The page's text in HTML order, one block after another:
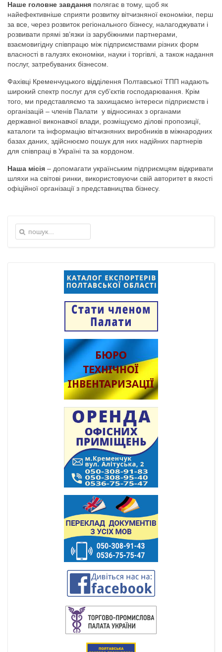
Наше головне завдання полягає в тому, щоб як
найефективніше сприяти розвитку вітчизняної економіки, перш
за все, через розвиток регіонального бізнесу, налагоджувати і
розвивати прямі зв’язки із зарубіжними партнерами,
взаємовигідну співпрацю між підприємствами різних форм
власності в галузях економіки, науки і торгівлі, а також надання
послуг, затребуваних бізнесом.
Фахівці Кременчуцького відділення Полтавської ТПП надають
широкий спектр послуг для суб’єктів господарювання. Крім
того, ми представляємо та захищаємо інтереси підприємств i
органiзацiй – членiв Палати у вiдносинах з органами
державної виконавчої влади, розміщуємо ділові пропозиції,
каталоги та інформацію вітчизняних виробників в міжнародних
базах даних, здійснюємо пошук для них надійних партнерів
для співпраці в Україні та за кордоном.
Наша місія – допомагати українським підприємцям відкривати
шляхи на світові ринки, використовуючи свій авторитет в якості
офіційної організації з представництва бізнесу.